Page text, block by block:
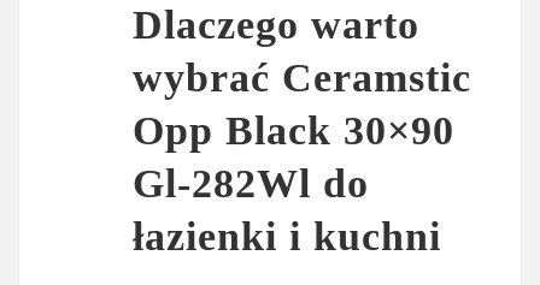
Dlaczego warto
wybrać Ceramstic
Opp Black 30×90
Gl-282Wl do
łazienki i kuchni